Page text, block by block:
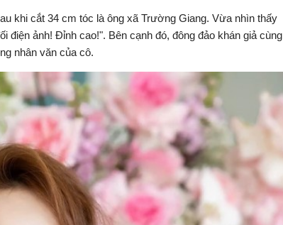
khi cắt 34 cm tóc là ông xã Trường Giang. Vừa nhìn thấy
điện ảnh! Đỉnh cao!". Bên cạnh đó, đông đảo khán giả cùng
nhân văn của cô.